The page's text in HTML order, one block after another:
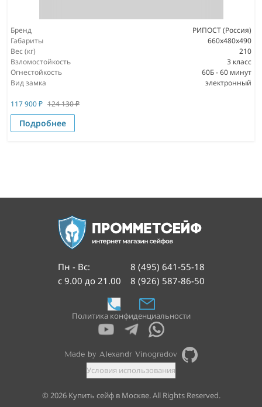
Бренд
РИПОСТ (Россия)
Габариты
660x480x490
Вес (кг)
210
Взломостойкость
3 класс
Огнестойкость
60Б - 60 минут
Вид замка
электронный
117 900₽ 124 130₽
Подробнее
Пн - Вс:
с 9.00 до 21.00
8 (495) 641-55-18
8 (926) 587-86-50
Политика конфиденциальности
Условия использования
© 2026Купить сейф в Москве. All Rights Reserved.
Made by Alexandr Vinogradov